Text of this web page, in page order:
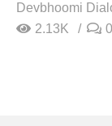
Devbhoomi
2.13K
0